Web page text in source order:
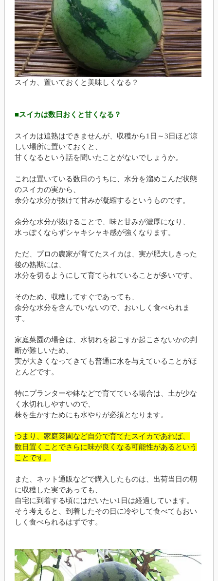
スイカ、置いておくと美味しくなる？
■スイカは数日おくと甘くなる？
スイカは追熟はできませんが、収穫から1日～3日ほど涼
しい場所に置いておくと、
甘くなるという話を聞いたことがないでしょうか。
これは置いている数日のうちに、水分を溜めこんだ状態
のスイカの実から、
余分な水分が抜けて甘みが凝縮するというものです。
余分な水分が抜けることで、味と甘みが濃厚になり、
水っぽくならずシャキシャキ感が強くなります。
ただ、プロの農家が育てたスイカは、実が肥大しきった
後の熟期には、
水分を切るようにして育てられていることが多いです。
そのため、収穫してすぐであっても、
余分な水分を含んでいないので、おいしく食べられま
す。
家庭菜園の場合は、水切れを起こすか起こさないかの判
断が難しいため、
実が大きくなってきても普通に水を与えていることがほ
とんどです。
特にプランターや鉢などで育てている場合は、土が少な
く水切れしやすいので、
株を生かすためにも水やりが必須となります。
つまり、家庭菜園など自分で育てたスイカであれば、
数日置くことでさらに味が良くなる可能性があるという
ことです。
また、ネット通販などで購入したものは、出荷当日の朝
に収穫した実であっても、
自宅に到着する頃にはだいたい1日は経過しています。
そう考えると、到着したその日に冷やして食べてもおい
しく食べられるはずです。